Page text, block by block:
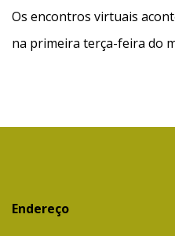
Os encontros virtuais
na primeira terça-feira do
Endereço